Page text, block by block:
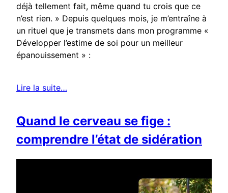
déjà tellement fait, même quand tu crois que ce
n’est rien. » Depuis quelques mois, je m’entraîne à
un rituel que je transmets dans mon programme «
Développer l’estime de soi pour un meilleur
épanouissement » :
Lire la suite…
Quand le cerveau se fige :
comprendre l’état de sidération